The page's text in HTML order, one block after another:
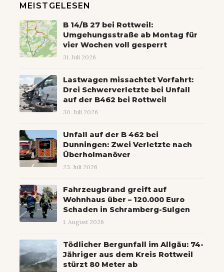
MEISTGELESEN
B 14/B 27 bei Rottweil:
Umgehungsstraße ab Montag für
vier Wochen voll gesperrt
31. Juli 2026
Lastwagen missachtet Vorfahrt:
Drei Schwerverletzte bei Unfall
auf der B462 bei Rottweil
30. Juli 2026
Unfall auf der B 462 bei
Dunningen: Zwei Verletzte nach
Überholmanöver
23. Juli 2026
Fahrzeugbrand greift auf
Wohnhaus über – 120.000 Euro
Schaden in Schramberg-Sulgen
1. August 2026
Tödlicher Bergunfall im Allgäu: 74-
Jähriger aus dem Kreis Rottweil
stürzt 80 Meter ab